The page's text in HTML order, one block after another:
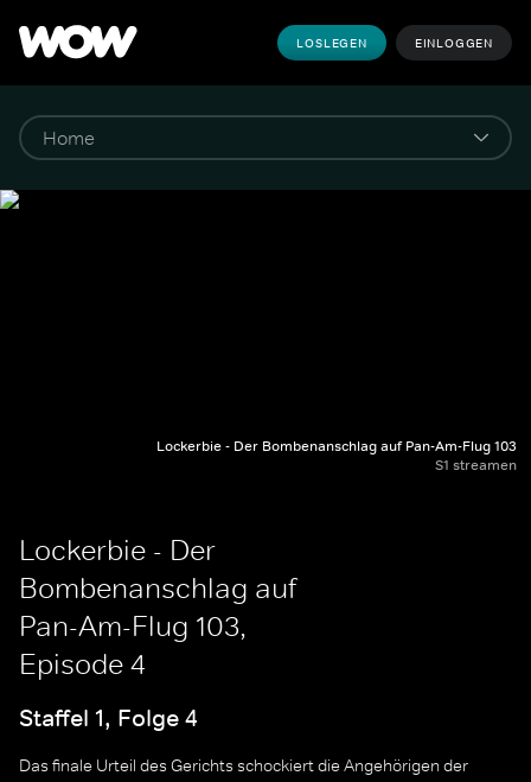
LOSLEGEN EINLOGGEN
Lockerbie - Der Bombenanschlag auf Pan-Am-Flug 103
S1 streamen
Lockerbie - Der
Bombenanschlag auf
Pan-Am-Flug 103,
Episode 4
Staffel 1, Folge 4
Das finale Urteil des Gerichts schockiert die Angehörigen der